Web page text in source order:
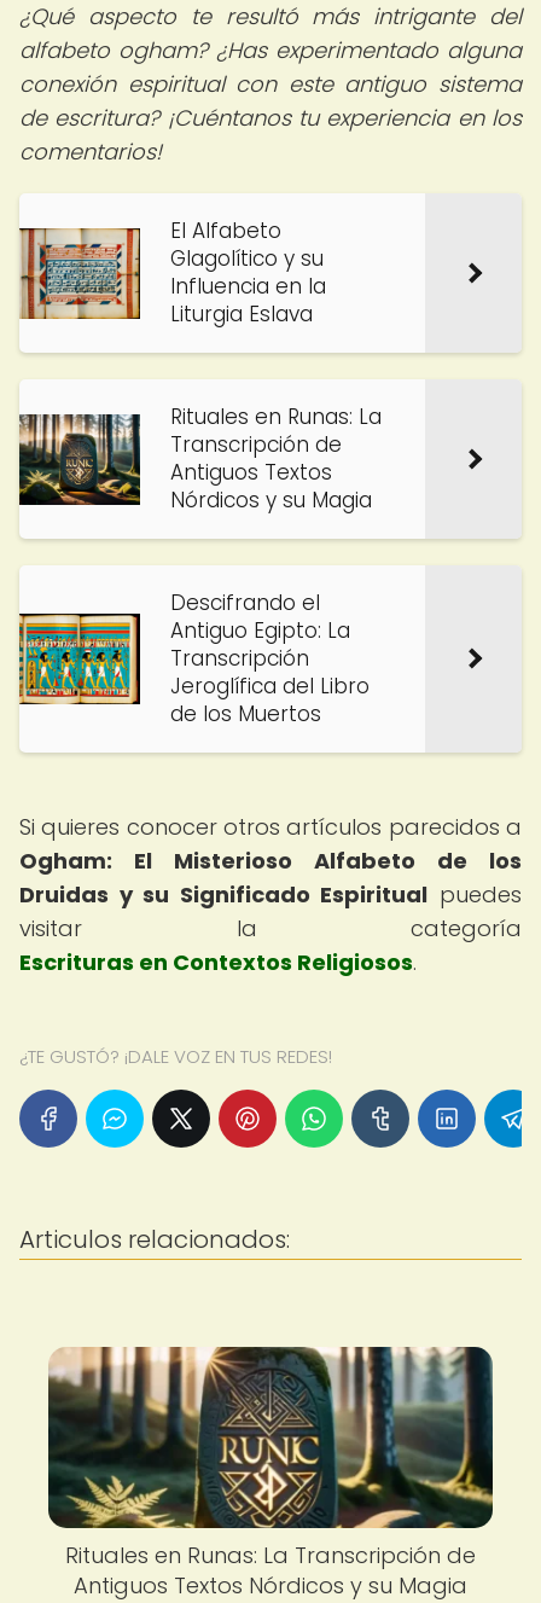
¿Qué aspecto te resultó más intrigante del
alfabeto ogham? ¿Has experimentado alguna
conexión espiritual con este antiguo sistema
de escritura? ¡Cuéntanos tu experiencia en los
comentarios!
El Alfabeto
Glagolítico y su
Influencia en la
Liturgia Eslava
Rituales en Runas: La
Transcripción de
Antiguos Textos
Nórdicos y su Magia
Descifrando el
Antiguo Egipto: La
Transcripción
Jeroglífica del Libro
de los Muertos
Si quieres conocer otros artículos parecidos a
Ogham: El Misterioso Alfabeto de los
Druidas y su Significado Espiritual puedes
visitar la categoría
Escrituras en Contextos Religiosos.
¿TE GUSTÓ? ¡DALE VOZ EN TUS REDES!
Articulos relacionados:
Rituales en Runas: La Transcripción de
Antiguos Textos Nórdicos y su Magia